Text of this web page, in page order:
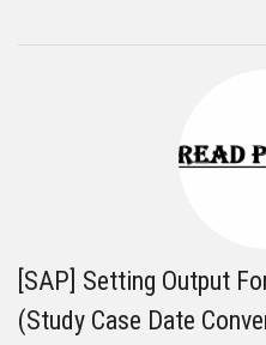
[SAP] Setting Output
(Study Case Date